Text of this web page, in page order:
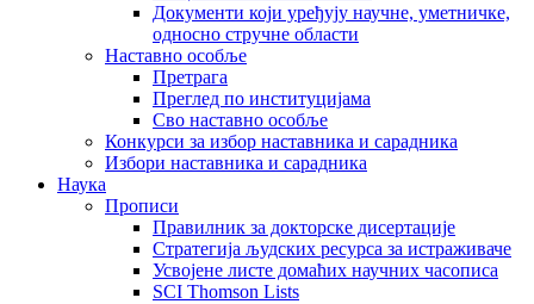
Документи који уређују научне, уметничке,
односно стручне области
Наставно особље
Претрага
Преглед по институцијама
Сво наставно особље
Конкурси за избор наставника и сарадника
Избори наставника и сарадника
Наука
Прописи
Правилник за докторске дисертације
Стратегија људских ресурса за истраживаче
Усвојене листе домаћих научних часописа
SCI Thomson Lists